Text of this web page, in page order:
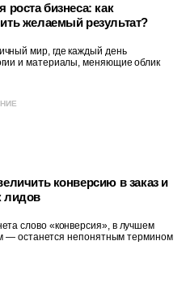
роста бизнеса: как
желаемый результат?
мир, где каждый день
и материалы, меняющие облик
конверсию в заказ и
лидов
слово «конверсия», в лучшем
— останется непонятным термином